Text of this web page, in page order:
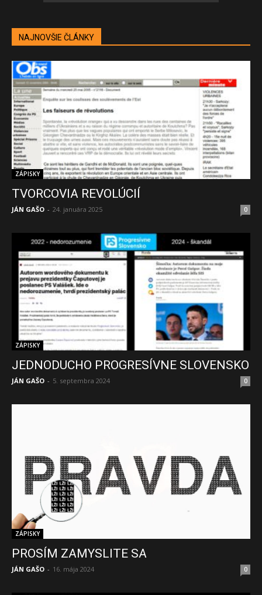
NAJNOVŠIE ČLÁNKY
ZÁPISKY
TVORCOVIA REVOLÚCIÍ
JÁN GAŠO - 24. januára 2025 0
ZÁPISKY
JEDNODUCHO PROGRESÍVNE SLOVENSKO
JÁN GAŠO - 5. septembra 2024 0
ZÁPISKY
PROSÍM ZAMYSLITE SA
JÁN GAŠO - 16. mája 2024 0